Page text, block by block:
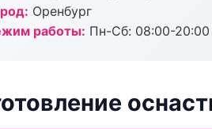
Оренбург
работы: Пн-Сб: 08:00-20:00